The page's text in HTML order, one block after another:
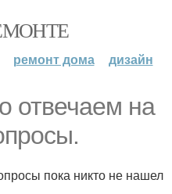
ремонт дома дизайн
отвечаем на
пока никто не нашел